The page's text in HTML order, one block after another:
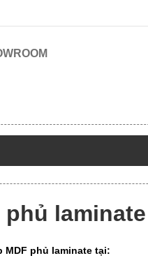
laminate
MDF phủ laminate tại: